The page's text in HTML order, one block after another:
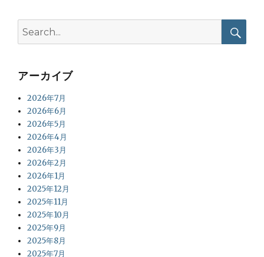
for:
アーカイブ
2026年7月
2026年6月
2026年5月
2026年4月
2026年3月
2026年2月
2026年1月
2025年12月
2025年11月
2025年10月
2025年9月
2025年8月
2025年7月